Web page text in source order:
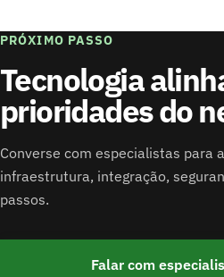
PRÓXIMO PASSO
Tecnologia
prioridades do
Converse com especialistas para
infraestrutura, integração,
passos.
Falar com